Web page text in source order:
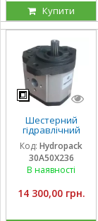
Купити
Шестерний
гідравлічний
насос Hydropack
30A50X236 (50
см3) лівого
обертання
Код: Hydropack
30A50X236
В наявності
14 300,00 грн.